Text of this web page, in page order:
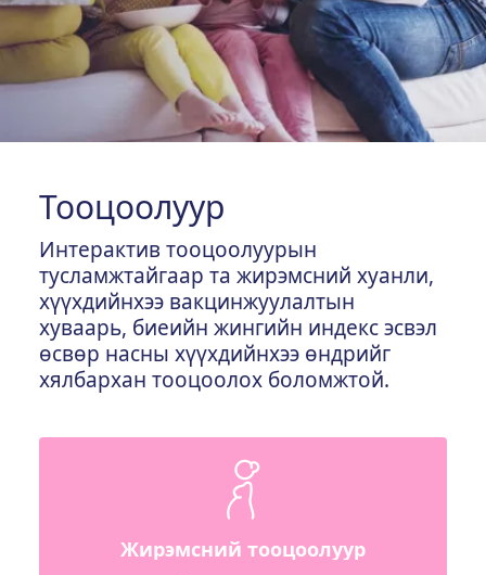
Тооцоолуур
Интерактив тооцоолуурын
тусламжтайгаар та жирэмсний хуанли,
хүүхдийнхээ вакцинжуулалтын
хуваарь, биеийн жингийн индекс эсвэл
өсвөр насны хүүхдийнхээ өндрийг
хялбархан тооцоолох боломжтой.
Жирэмсний тооцоолуур